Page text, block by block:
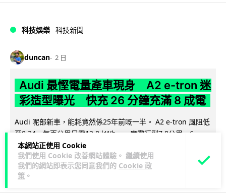
本網站正使用 Cookie
我們使用 Cookie 改善網站體驗。 繼續使用
我們的網站即表示您同意我們的 Cookie 政
策 。
科技娛樂 科技新聞
duncan 2 日
Audi 最慳電量產車現身 A2 e-tron 迷
彩造型曝光 快充 26 分鐘充滿 8 成電
Audi 呢部新車，能耗竟然係25年前嘅一半。 A2 e-tron 風阻低
至0.24，每百公里只需12.8 kWh，一度電行到7.8公里。6...
閱讀全文
7 1↗ 分享